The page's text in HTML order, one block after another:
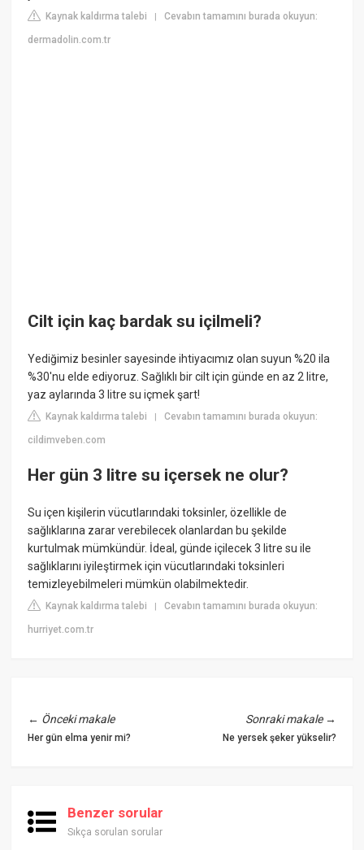
Kaynak kaldırma talebi |Cevabın tamamını burada okuyun:
dermadolin.com.tr
Cilt için kaç bardak su içilmeli?
Yediğimiz besinler sayesinde ihtiyacımız olan suyun %20 ila
%30'nu elde ediyoruz. Sağlıklı bir cilt için günde en az 2 litre,
yaz aylarında 3 litre su içmek şart!
Kaynak kaldırma talebi |Cevabın tamamını burada okuyun:
cildimveben.com
Her gün 3 litre su içersek ne olur?
Su içen kişilerin vücutlarındaki toksinler, özellikle de
sağlıklarına zarar verebilecek olanlardan bu şekilde
kurtulmak mümkündür. İdeal, günde içilecek 3 litre su ile
sağlıklarını iyileştirmek için vücutlarındaki toksinleri
temizleyebilmeleri mümkün olabilmektedir.
Kaynak kaldırma talebi |Cevabın tamamını burada okuyun:
hurriyet.com.tr
← Önceki makale
Her gün elma yenir mi?
Sonraki makale→
Ne yersek şeker yükselir?
Benzer sorular
Sıkça sorulan sorular